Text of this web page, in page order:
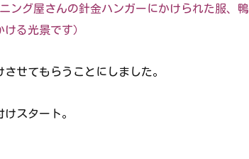
ング屋さんの針金ハンガーにかけられた服、鴨
る光景です）
せてもらうことにしました。
スタート。